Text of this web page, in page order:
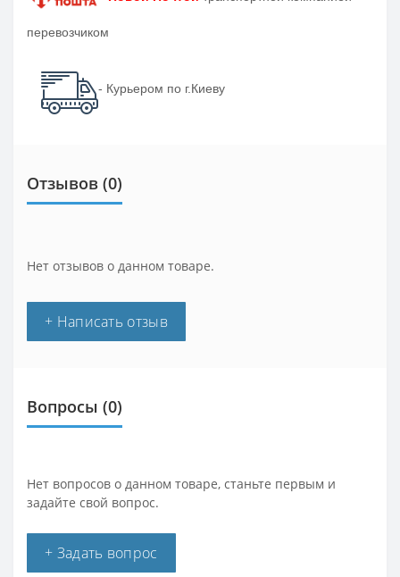
перевозчиком
- Курьером по г.Киеву
Отзывов (0)
Нет отзывов о данном товаре.
+ Написать отзыв
Вопросы (0)
Нет вопросов о данном товаре, станьте первым и
задайте свой вопрос.
+ Задать вопрос